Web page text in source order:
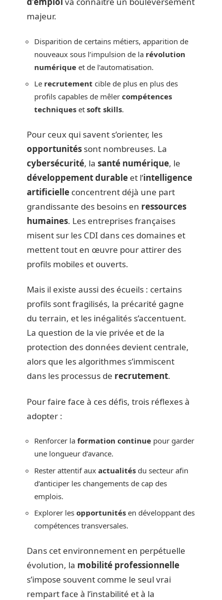
majeur.
Disparition de certains métiers, apparition de
nouveaux sous l’impulsion de la révolution
numérique et de l’automatisation.
Le recrutement cible de plus en plus des
profils capables de mêler compétences
techniques et soft skills.
Pour ceux qui savent s’orienter, les
opportunités sont nombreuses. La
cybersécurité, la santé numérique, le
développement durable et l’intelligence
artificielle concentrent déjà une part
grandissante des besoins en ressources
humaines. Les entreprises françaises
misent sur les CDI dans ces domaines et
mettent tout en œuvre pour attirer des
profils mobiles et ouverts.
Mais il existe aussi des écueils : certains
profils sont fragilisés, la précarité gagne
du terrain, et les inégalités s’accentuent.
La question de la vie privée et de la
protection des données devient centrale,
alors que les algorithmes s’immiscent
dans les processus de recrutement.
Pour faire face à ces défis, trois réflexes à
adopter :
Renforcer la formation continue pour garder
une longueur d’avance.
Rester attentif aux actualités du secteur afin
d’anticiper les changements de cap des
emplois.
Explorer les opportunités en développant des
compétences transversales.
Dans cet environnement en perpétuelle
évolution, la mobilité professionnelle
s’impose souvent comme le seul vrai
rempart face à l’instabilité et à la